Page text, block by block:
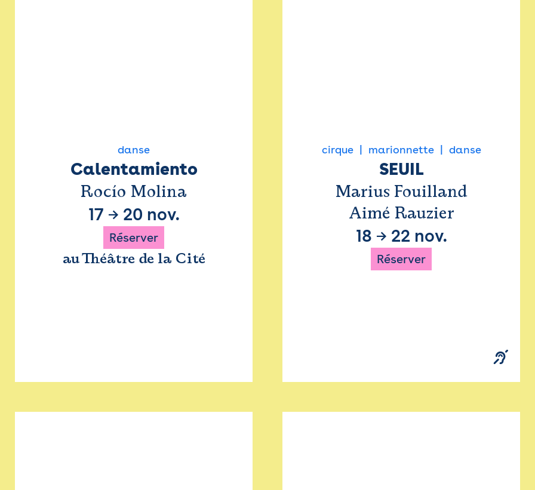
danse
Calentamiento
Rocío Molina
17 → 20 nov.
Réserver
au Théâtre de la Cité
cirque marionnette danse
SEUIL
Marius Fouilland
Aimé Rauzier
18 → 22 nov.
Réserver